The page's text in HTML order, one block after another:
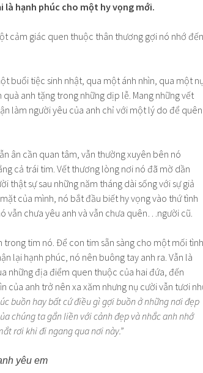
là hạnh phúc cho một hy vọng mới.
cảm giác quen thuộc thân thương gợi nó nhớ đến
buổi tiệc sinh nhật, qua một ánh nhìn, qua một
anh tặng trong những dịp lễ. Mang những vết
làm người yêu của anh chỉ với một lý do để quên
ân cần quan tâm, vẫn thường xuyên bên nó
cả trái tim. Vết thương lòng nơi nó đã mờ dần
thật sự sau những năm tháng dài sống với sự giả
của mình, nó bắt đầu biết hy vọng vào thứ tình
vẫn chưa yêu anh và vẫn chưa quên…người cũ.
trong tim nó. Để con tim sẵn sàng cho một mối tình
lại hạnh phúc, nó nên buông tay anh ra. Vẫn là
những địa điểm quen thuộc của hai đứa, đến
của anh trở nên xa xăm nhưng nụ cười vẫn tươi
buồn hay bất cứ điều gì gợi buồn ở những nơi đẹp
chúng ta gắn liền với cảnh đẹp và nhắc anh nhớ
rơi khi đi ngang qua nơi này.”